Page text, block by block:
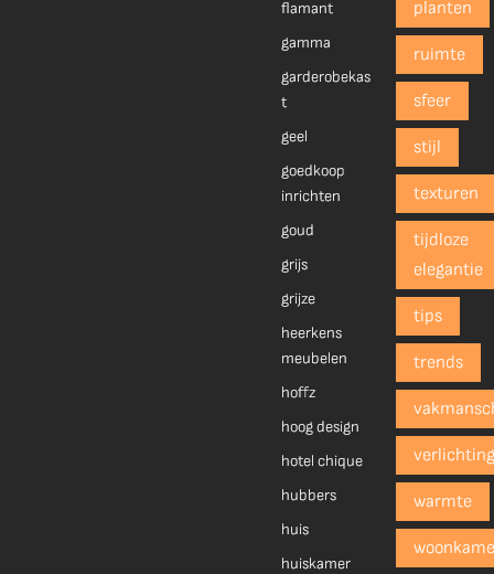
flamant
gamma
garderobekas
t
geel
goedkoop
inrichten
goud
grijs
grijze
heerkens
meubelen
hoffz
hoog design
hotel chique
hubbers
huis
huiskamer
planten
ruimte
sfeer
stijl
texturen
tijdloze
elegantie
tips
trends
warmte